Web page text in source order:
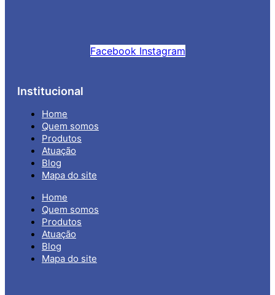
Facebook Instagram
Institucional
Home
Quem somos
Produtos
Atuação
Blog
Mapa do site
Home
Quem somos
Produtos
Atuação
Blog
Mapa do site